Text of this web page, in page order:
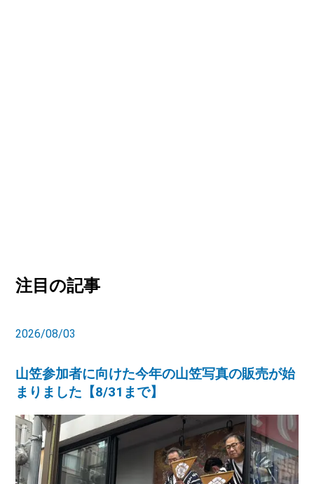
注目の記事
2026/08/03
山笠参加者に向けた今年の山笠写真の販売が始
まりました【8/31まで】